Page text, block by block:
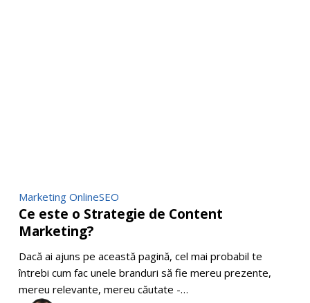
Ce
este
o
de
Content
Marketing?
Marketing OnlineSEO
Ce este o Strategie de Content
Marketing?
Dacă ai ajuns pe această pagină, cel mai probabil te
întrebi cum fac unele branduri să fie mereu prezente,
mereu relevante, mereu căutate -…